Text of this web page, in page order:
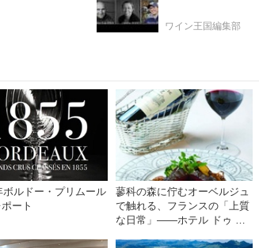
ワイン王国編集部
ボルドー・プリムール
ート
蓼科の森に佇むオーベルジュ
で触れる、フランスの「上質
な日常」――ホテル ドゥ ラ